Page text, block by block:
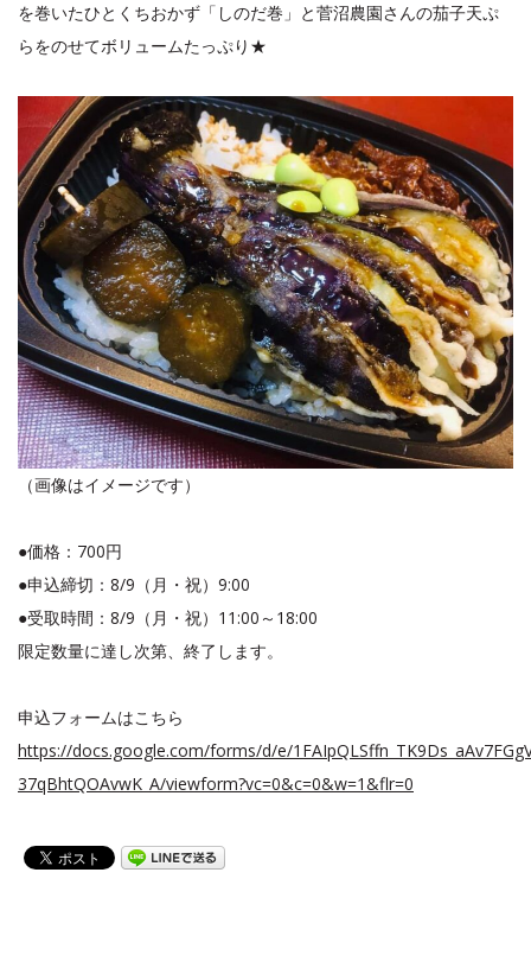
を巻いたひとくちおかず「しのだ巻」と菅沼農園さんの茄子天ぷ
らをのせてボリュームたっぷり★
（画像はイメージです）
●価格：700円
●申込締切：8/9（月・祝）9:00
●受取時間：8/9（月・祝）11:00～18:00
限定数量に達し次第、終了します。
申込フォームはこちら
https://docs.google.com/forms/d/e/
37qBhtQOAvwK_A/viewform?vc=0&c=0&w=1&flr=0